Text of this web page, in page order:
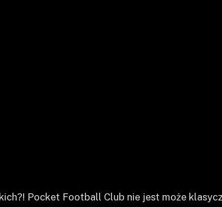
Pocket Football Club nie jest może